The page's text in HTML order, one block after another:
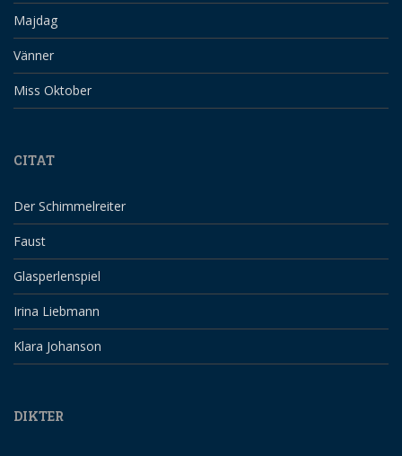
Majdag
Vänner
Miss Oktober
CITAT
Der Schimmelreiter
Faust
Glasperlenspiel
Irina Liebmann
Klara Johanson
DIKTER